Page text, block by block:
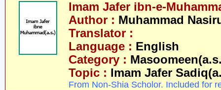
Imam Jafer ibn-e-
Author : Muhammad
Translator :
Language : English
Category :
Topic : Imam Jafer
From Non-Shia Scholor. Included for